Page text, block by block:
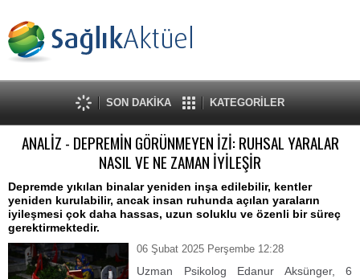
SON DAKİKA KATEGORİLER
ANALİZ - DEPREMİN GÖRÜNMEYEN İZİ: RUHSAL YARALAR
NASIL VE NE ZAMAN İYİLEŞİR
Depremde yıkılan binalar yeniden inşa edilebilir, kentler
yeniden kurulabilir, ancak insan ruhunda açılan yaraların
iyileşmesi çok daha hassas, uzun soluklu ve özenli bir süreç
gerektirmektedir.
06 Şubat 2025 Perşembe 12:28
Uzman Psikolog Edanur Aksünger, 6